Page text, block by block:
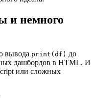
и немного
вывода print(df) до
дашбордов в HTML. И
или сложных